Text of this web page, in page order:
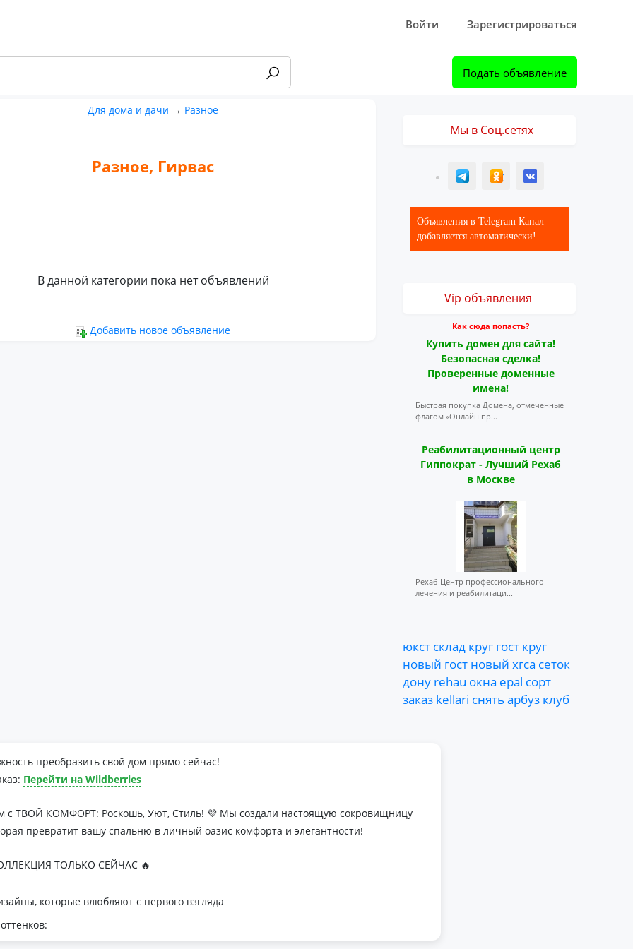
Войти Зарегистрироваться
Подать объявление
Для дома и дачи → Разное
Разное, Гирвас
В данной категории пока нет объявлений
Добавить новое объявление
Мы в Соц.сетях
T ОК ВК
Объявления в Telegram Канал
добавляется автоматически!
Vip объявления
Как сюда попасть?
Купить домен для сайта!
Безопасная сделка!
Проверенные доменные
имена!
Быстрая покупка Домена, отмеченные
флагом «Онлайн пр...
Реабилитационный центр
Гиппократ - Лучший Рехаб
в Москве
Рехаб Центр профессионального
лечения и реабилитаци...
юкст склад круг гост круг
новый гост новый хгса сеток
дону rehau окна epal сорт
заказ kellari снять арбуз клуб
преобразить свой дом прямо сейчас!
Перейти на Wildberries
с ТВОЙ КОМФОРТ: Роскошь, Уют, Стиль! 💜 Мы создали настоящую сокровищницу
превратит вашу спальню в личный оазис комфорта и элегантности!
ТОЛЬКО СЕЙЧАС 🔥
которые влюбляют с первого взгляда